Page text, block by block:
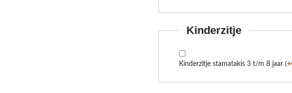
Kinderzitje
Kinderzitje stamatakis 3 t/m 8 jaar (+